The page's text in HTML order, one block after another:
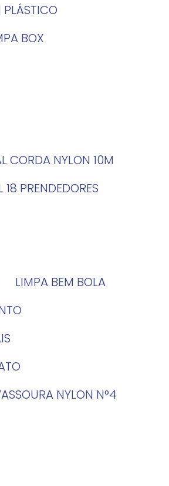
PLÁSTICO
BOX
CORDA NYLON 10M
18 PRENDEDORES
LIMPA BEM BOLA
VASSOURA NYLON N°4